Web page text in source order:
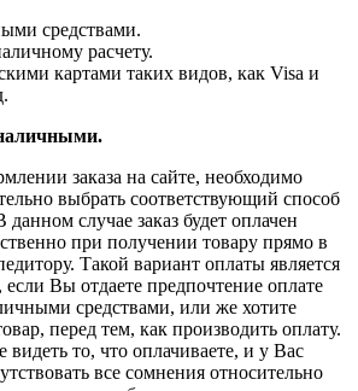
средствами.
расчету.
картами таких видов, как Visa и
заказа на сайте, необходимо
выбрать соответствующий способ
случае заказ будет оплачен
при получении товару прямо в
Такой вариант оплаты является
Вы отдаете предпочтение оплате
средствами, или же хотите
перед тем, как производить оплату.
видеть то, что оплачиваете, и у Вас
все сомнения относительно